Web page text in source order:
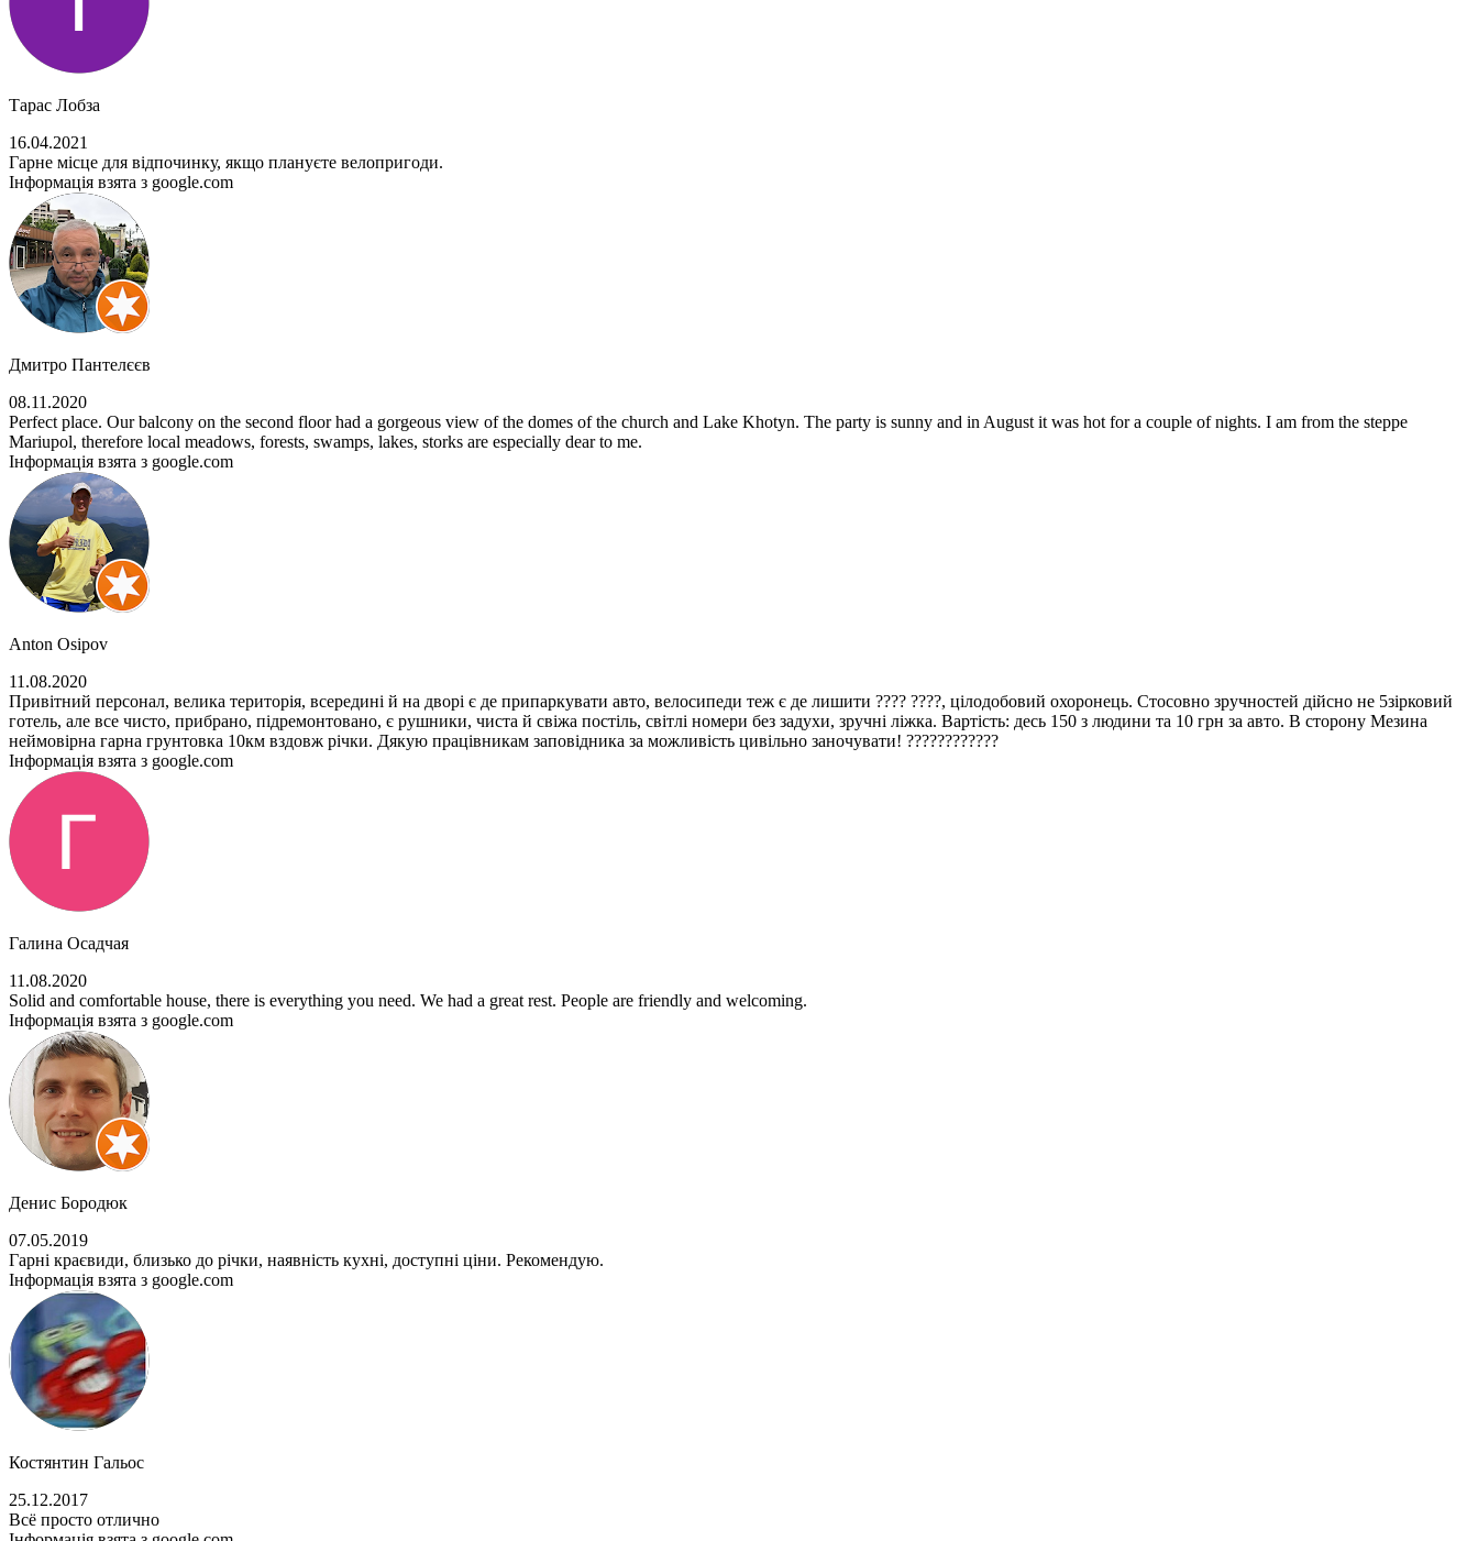
Тарас Лобза
16.04.2021
Гарне місце для відпочинку, якщо плануєте велопригоди.
Інформація взята з google.com
Дмитро Пантелєєв
08.11.2020
Perfect place. Our balcony on the second floor had a gorgeous view of the domes of the church and Lake Khotyn. The party is sunny and in August it was hot for a couple of nights. I am from the steppe
Mariupol, therefore local meadows, forests, swamps, lakes, storks are especially dear to me.
Інформація взята з google.com
Anton Osipov
11.08.2020
Привітний персонал, велика територія, всередині й на дворі є де припаркувати авто, велосипеди теж є де лишити ???? ????, цілодобовий охоронець. Стосовно зручностей дійсно не 5зірковий
готель, але все чисто, прибрано, підремонтовано, є рушники, чиста й свіжа постіль, світлі номери без задухи, зручні ліжка. Вартість: десь 150 з людини та 10 грн за авто. В сторону Мезина
неймовірна гарна грунтовка 10км вздовж річки. Дякую працівникам заповідника за можливість цивільно заночувати! ????????????
Інформація взята з google.com
Галина Осадчая
11.08.2020
Solid and comfortable house, there is everything you need. We had a great rest. People are friendly and welcoming.
Інформація взята з google.com
Денис Бородюк
07.05.2019
Гарні краєвиди, близько до річки, наявність кухні, доступні ціни. Рекомендую.
Інформація взята з google.com
Костянтин Гальос
25.12.2017
Всё просто отлично